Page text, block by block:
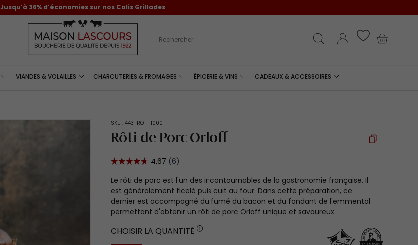
Jusqu’à 36% d’économies sur nos Colis Grillades
Recherche
RechercheSe connecterPanier
VIANDES & VOLAILLES CHARCUTERIES & FROMAGES ÉPICERIE & VINS CADEAUX & ACCESSOIRES
SKU : 443-ROT1-1000
Rôti de Porc Orloff
Le rôti de porc est l'un des incontournables de la gastronomie française. Il
est généralement ficelé puis cuit au four. Dans cette préparation, ce
dernier est accompagné du fumé du bacon et du fondant de l'emmental
permettant d'obtenir un rôti de porc Orloff unique et savoureux.
CHOISIR LA QUANTITÉ